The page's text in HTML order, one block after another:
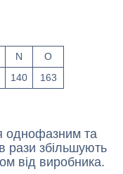
N
O
140 163
однофазним та
рази збільшують
від виробника.